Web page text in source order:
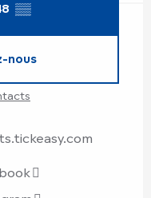
▒▒
nous